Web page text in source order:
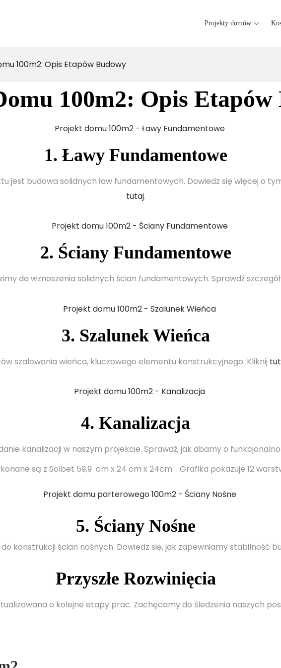
Projekty domów
100m2: Opis Etapów Budowy
100m2: Opis Etapów
1. Ławy Fundamentowe
jest budowa solidnych ław fundamentowych. Dowiedz się więcej o
tutaj.
2. Ściany Fundamentowe
do wznoszenia solidnych ścian fundamentowych. Sprawdź
3. Szalunek Wieńca
szalowania wieńca, kluczowego elementu konstrukcyjnego. Kliknij
4. Kanalizacja
kanalizacji w naszym projekcie. Sprawdź, jak dbamy o
są z Solbet 59,9 cm x 24 cm x 24cm . Grafika pokazuje 12
5. Ściany Nośne
konstrukcji ścian nośnych. Dowiedz się, jak zapewniamy stabilność
Przyszłe Rozwinięcia
o kolejne etapy prac. Zachęcamy do śledzenia naszych